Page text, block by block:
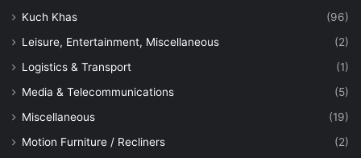
Kuch Khas
(96)
Leisure, Entertainment, Miscellaneous
(2)
Logistics & Transport
(1)
Media & Telecommunications
(5)
Miscellaneous
(19)
Motion Furniture / Recliners
(2)